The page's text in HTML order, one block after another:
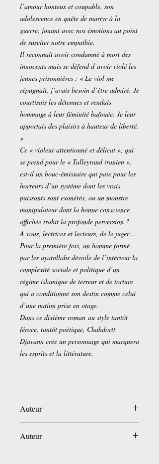
l’amour honteux et coupable, son
adolescence en quête de martyr à la
guerre, jouant avec nos émotions au point
de susciter notre empathie.
Il reconnaît avoir condamné à mort des
innocents mais se défend d’avoir violé les
jeunes prisonnières : « Le viol me
répugnait, j’avais besoin d’être admiré. Je
courtisais les détenues et rendais
hommage à leur féminité bafouée. Je leur
apportais des plaisirs à hauteur de liberté.
»
Ce « violeur attentionné et délicat », qui
se prend pour le « Talleyrand iranien »,
est-il un bouc-émissaire qui paie pour les
horreurs d’un système dont les vrais
puissants sont exonérés, ou un monstre
manipulateur dont la bonne conscience
affichée trahit la profonde perversion ?
A vous, lectrices et lecteurs, de le juger…
Pour la première fois, un homme formé
par les ayatollahs dévoile de l’intérieur la
complexité sociale et politique d’un
régime islamique de terreur et de torture
qui a conditionné son destin comme celui
d’une nation prise en otage.
Dans ce dixième roman au style tantôt
féroce, tantôt poétique, Chahdortt
Djavann crée un personnage qui marquera
les esprits et la littérature.
Auteur
Auteur